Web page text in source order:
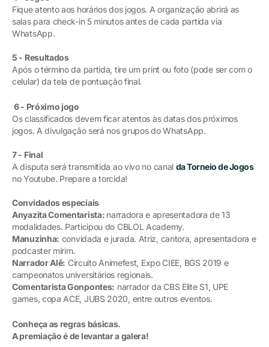
Fique atento aos horários dos jogos. A organização abrirá as
salas para check-in 5 minutos antes de cada partida via
WhatsApp.
5 - Resultados
Após o término da partida, tire um print ou foto (pode ser com o
celular) da tela de pontuação final.
6 - Próximo jogo
Os classificados devem ficar atentos às datas dos próximos
jogos. A divulgação será nos grupos do WhatsApp.
7 - Final
A disputa será transmitida ao vivo no canal da Torneio de Jogos
no Youtube. Prepare a torcida!
Convidados especiais
Anyazita Comentarista: narradora e apresentadora de 13
modalidades. Participou do CBLOL Academy.
Manuzinha: convidada e jurada. Atriz, cantora, apresentadora e
podcaster mirim.
Narrador Alê: Circuito Animefest, Expo CIEE, BGS 2019 e
campeonatos universitários regionais.
Comentarista Gonpontes: narrador da CBS Elite S1, UPE
games, copa ACE, JUBS 2020, entre outros eventos.
Conheça as regras básicas.
A premiação é de levantar a galera!